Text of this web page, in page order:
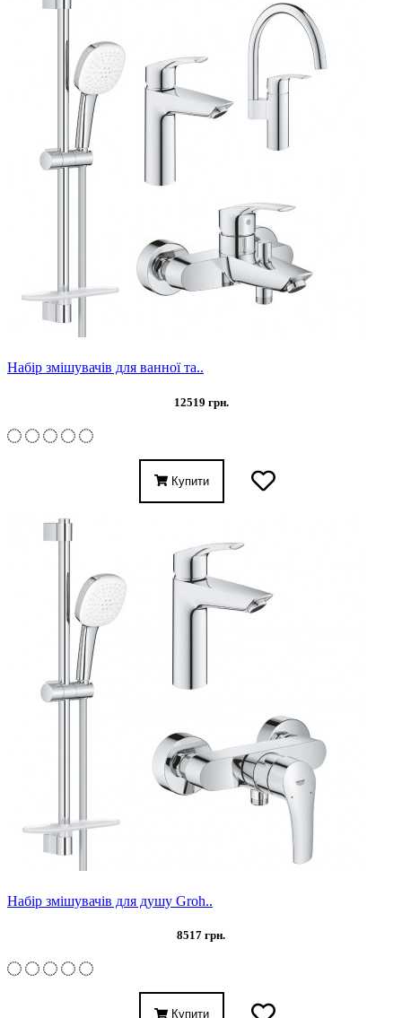
Набір змішувачів для ванної та..
12519 грн.
Купити
Набір змішувачів для душу Groh..
8517 грн.
Купити